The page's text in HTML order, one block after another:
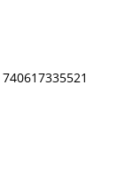
740617335521